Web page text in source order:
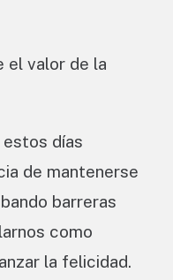
el valor de la
días
de mantenerse
barreras
como
la felicidad.